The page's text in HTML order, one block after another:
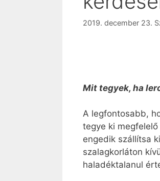
2019. december 23.
Mit tegyek, ha
A legfontosabb,
tegye ki
engedik szállítsa
szalagkorláton
haladéktalanul